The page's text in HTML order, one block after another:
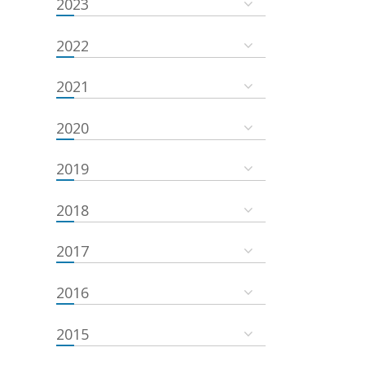
2023
2022
2021
2020
2019
2018
2017
2016
2015